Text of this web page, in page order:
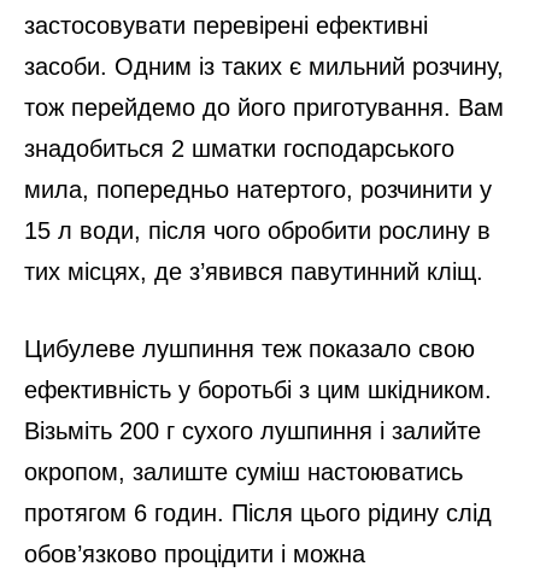
застосовувати перевірені ефективні
засоби. Одним із таких є мильний розчину,
тож перейдемо до його приготування. Вам
знадобиться 2 шматки господарського
мила, попередньо натертого, розчинити у
15 л води, після чого обробити рослину в
тих місцях, де з’явився павутинний кліщ.
Цибулеве лушпиння теж показало свою
ефективність у боротьбі з цим шкідником.
Візьміть 200 г сухого лушпиння і залийте
окропом, залиште суміш настоюватись
протягом 6 годин. Після цього рідину слід
обов’язково процідити і можна